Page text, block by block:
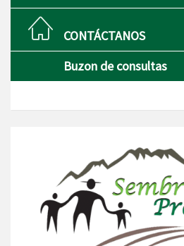
CONTÁCTANOS
Buzon de consultas